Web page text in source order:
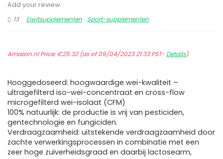
Add your review
13
Eiwitsupplementen Sport-supplementen
Amazon.nl Price:€25.32(as of 09/04/2023 21:33 PST- Details)
Hooggedoseerd: hoogwaardige wei-kwaliteit –
ultragefilterd iso-wei-concentraat en cross-flow
microgefilterd wei-isolaat (CFM)
100% natuurlijk: de productie is vrij van pesticiden,
gentechnologie en fungiciden.
Verdraagzaamheid: uitstekende verdraagzaamheid door
zachte verwerkingsprocessen in combinatie met een
zeer hoge zuiverheidsgraad en daarbij lactosearm,